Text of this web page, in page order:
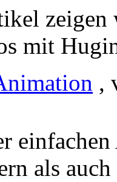
zeigen
mit
,
als auch